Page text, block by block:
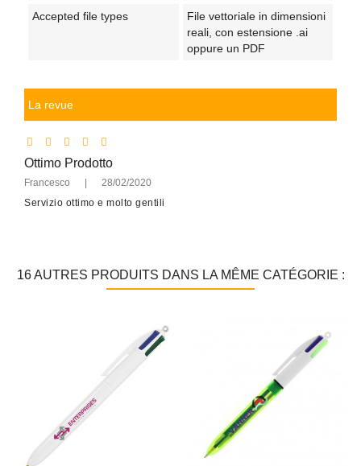
Accepted file types
File vettoriale in dimensioni
reali, con estensione .ai
oppure un PDF
La revue
Ottimo Prodotto
Francesco
28/02/2020
Servizio ottimo e molto gentili
16 AUTRES PRODUITS DANS LA MÊME CATÉGORIE :